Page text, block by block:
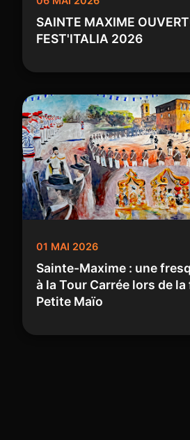
SAINTE MAXIME
FEST'ITALIA 2026
01 MAI 2026
Sainte-Maxime : une
à la Tour Carrée lors de la
Petite Maïo